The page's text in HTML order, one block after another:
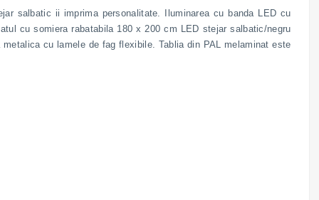
salbatic ii imprima personalitate. Iluminarea cu banda LED cu
cu somiera rabatabila 180 x 200 cm LED stejar salbatic/negru
cu lamele de fag flexibile. Tablia din PAL melaminat este